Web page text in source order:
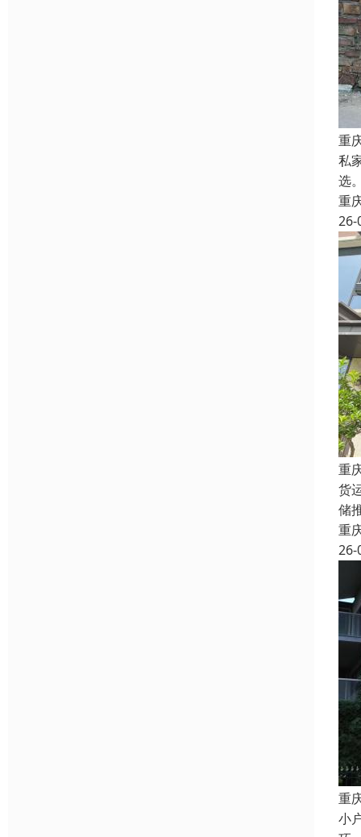
重
私
选
重
26-
重
货
储
重
26-
重
小